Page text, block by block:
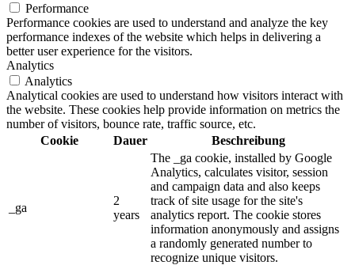
Performance
Performance cookies are used to understand and analyze the key
performance indexes of the website which helps in delivering a
better user experience for the visitors.
Analytics
Analytics
Analytical cookies are used to understand how visitors interact with
the website. These cookies help provide information on metrics the
number of visitors, bounce rate, traffic source, etc.
Cookie
Dauer Beschreibung
_ga
2
years
The _ga cookie, installed by Google
Analytics, calculates visitor, session
and campaign data and also keeps
track of site usage for the site's
analytics report. The cookie stores
information anonymously and assigns
a randomly generated number to
recognize unique visitors.